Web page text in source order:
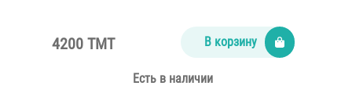
4200 TMT В корзину
Есть в наличии